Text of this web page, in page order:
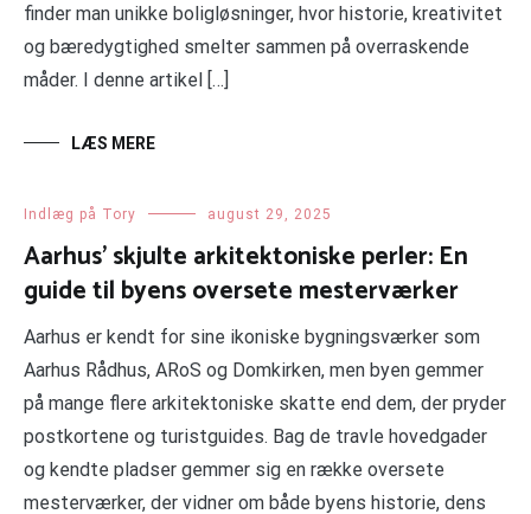
finder man unikke boligløsninger, hvor historie, kreativitet
og bæredygtighed smelter sammen på overraskende
måder. I denne artikel […]
LÆS MERE
Indlæg på Tory august 29, 2025
Aarhus’ skjulte arkitektoniske perler: En
guide til byens oversete mesterværker
Aarhus er kendt for sine ikoniske bygningsværker som
Aarhus Rådhus, ARoS og Domkirken, men byen gemmer
på mange flere arkitektoniske skatte end dem, der pryder
postkortene og turistguides. Bag de travle hovedgader
og kendte pladser gemmer sig en række oversete
mesterværker, der vidner om både byens historie, dens